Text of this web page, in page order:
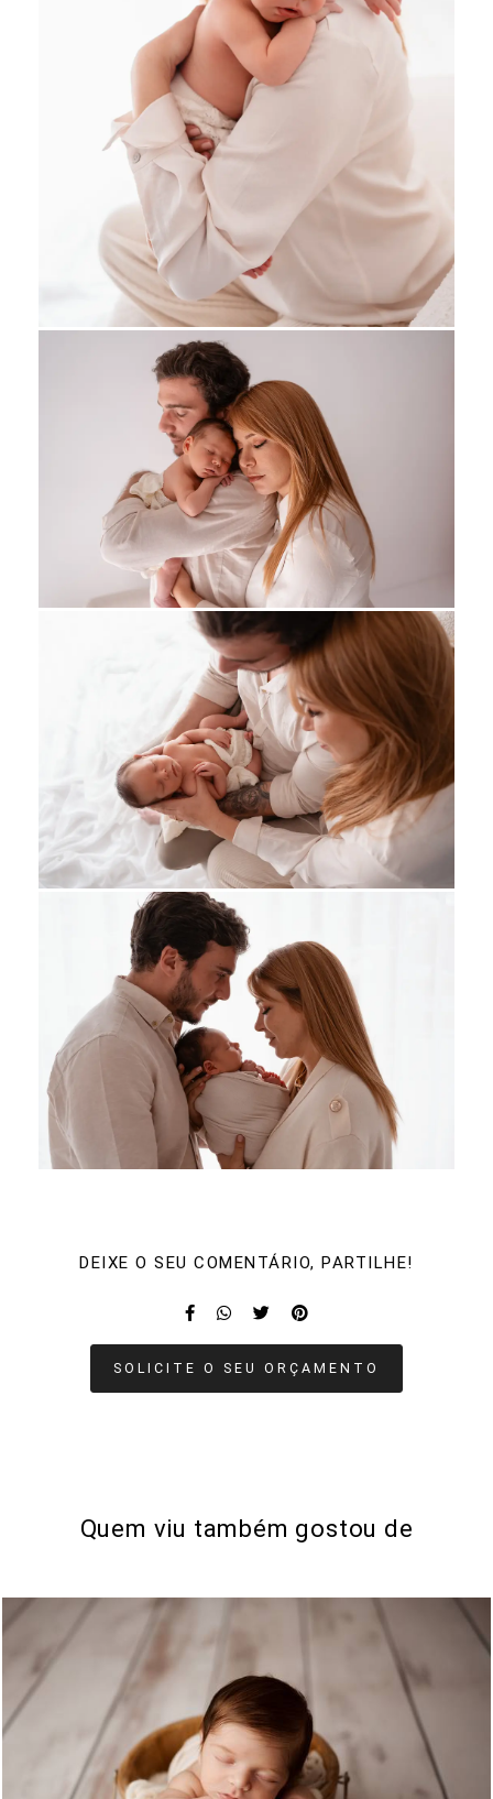
DEIXE O SEU COMENTÁRIO, PARTILHE!
SOLICITE O SEU ORÇAMENTO
Quem viu também gostou de